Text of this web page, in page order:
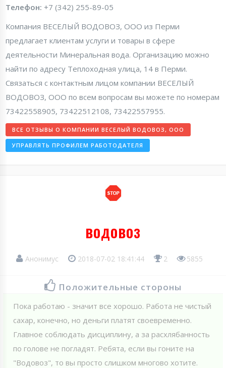
Телефон: +7 (342) 255-89-05
Компания ВЕСЕЛЫЙ ВОДОВОЗ, ООО из Перми
предлагает клиентам услуги и товары в сфере
деятельности Минеральная вода. Организацию можно
найти по адресу Теплоходная улица, 14 в Перми.
Связаться с контактным лицом компании ВЕСЕЛЫЙ
ВОДОВОЗ, ООО по всем вопросам вы можете по номерам
73422558905, 73422512108, 73422557955.
ВСЕ ОТЗЫВЫ О КОМПАНИИ ВЕСЕЛЫЙ ВОДОВОЗ, ООО
УПРАВЛЯТЬ ПРОФИЛЕМ РАБОТОДАТЕЛЯ
водовоз
Анонимус 2018-07-02 18:41:44 2 5855
Положительные стороны
Пока работаю - значит все хорошо. Работа не чистый
сахар, конечно, но деньги платят своевременно.
Главное соблюдать дисциплину, а за расхлябанность
по голове не погладят. Ребята, если вы гоните на
"Водовоз", то вы просто слишком многово хотите.